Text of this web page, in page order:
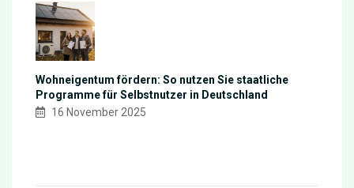
Wohneigentum fördern: So nutzen Sie staatliche
Programme für Selbstnutzer in Deutschland
16 November 2025